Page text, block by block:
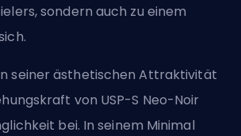
sondern auch zu einem
seiner ästhetischen Attraktivität
von USP-S Neo-Noir
bei. In seinem Minimal